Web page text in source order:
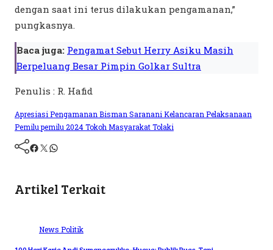
dengan saat ini terus dilakukan pengamanan,”
pungkasnya.
Baca juga: Pengamat Sebut Herry Asiku Masih
Berpeluang Besar Pimpin Golkar Sultra
Penulis : R. Hafid
Apresiasi PengamananBisman SarananiKelancaranPelaksanaan
Pemilupemilu 2024Tokoh Masyarakat Tolaki
Artikel Terkait
News Politik